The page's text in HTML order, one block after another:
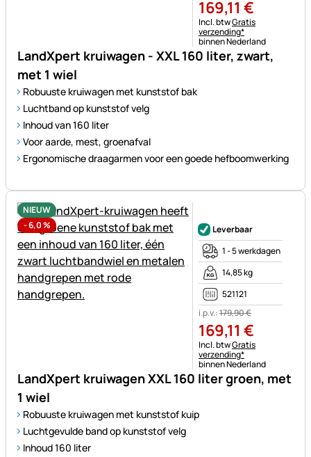
LandXpert kruiwagen - XXL 160 liter, zwart,
met 1 wiel
Robuuste kruiwagen met kunststof bak
Luchtband op kunststof velg
Inhoud van 160 liter
Voor aarde, mest, groenafval
Ergonomische draagarmen voor een goede hefboomwerking
169,11 €
Belastinginformatie:
Incl. btwGratis
verzending*
binnen Nederland
NIEUW
-6,0%
LandXpert kruiwagen XXL 160 liter groen, met
1 wiel
Robuuste kruiwagen met kunststof kuip
Luchtgevulde band op kunststof velg
Inhoud 160 liter
Leverbaar
1 - 5 werkdagen
14,85 kg
521121
i.p.v.:179,90€
169,11 €
Belastinginformatie:
Incl. btwGratis
verzending*
binnen Nederland